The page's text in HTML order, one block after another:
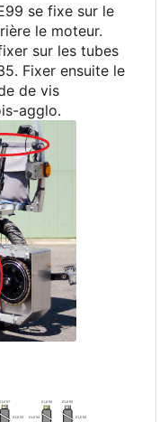
se fixe sur le
le moteur.
sur les tubes
Fixer ensuite le
de vis
agglo.